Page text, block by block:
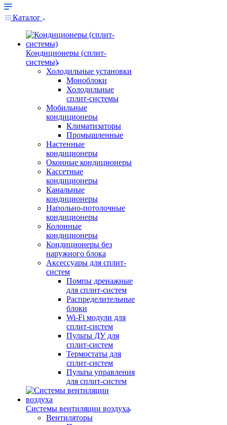
Каталог
Кондиционеры (сплит-
системы)
Холодильные установки
Моноблоки
Холодильные
сплит-системы
Мобильные
кондиционеры
Климатизаторы
Промышленные
Настенные
кондиционеры
Оконные кондиционеры
Кассетные
кондиционеры
Канальные
кондиционеры
Напольно-потолочные
кондиционеры
Колонные
кондиционеры
Кондиционеры без
наружного блока
Аксессуары для сплит-
систем
Помпы дренажные
для сплит-систем
Распределительные
блоки
Wi-Fi модули для
сплит-систем
Пульты ДУ для
сплит-систем
Термостаты для
сплит-систем
Пульты управления
для сплит-систем
Системы вентиляции воздуха
Вентиляторы